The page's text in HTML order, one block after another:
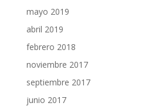
mayo 2019
abril 2019
febrero 2018
noviembre 2017
septiembre 2017
junio 2017